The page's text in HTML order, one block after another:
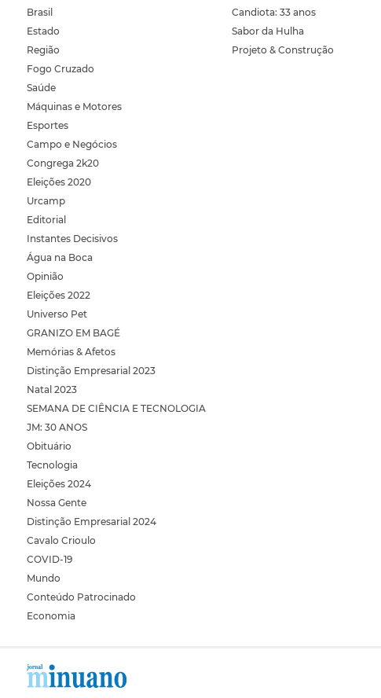
Brasil
Estado
Região
Fogo Cruzado
Saúde
Máquinas e Motores
Esportes
Campo e Negócios
Congrega 2k20
Eleições 2020
Urcamp
Editorial
Instantes Decisivos
Água na Boca
Opinião
Eleições 2022
Universo Pet
GRANIZO EM BAGÉ
Memórias & Afetos
Distinção Empresarial 2023
Natal 2023
SEMANA DE CIÊNCIA E TECNOLOGIA
JM: 30 ANOS
Obituário
Tecnologia
Eleições 2024
Nossa Gente
Distinção Empresarial 2024
Cavalo Crioulo
COVID-19
Mundo
Conteúdo Patrocinado
Economia
Candiota: 33 anos
Sabor da Hulha
Projeto & Construção